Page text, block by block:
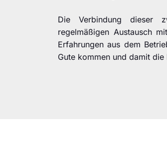
Die Verbindung dieser
regelmäßigen Austausch
Erfahrungen aus dem
Gute kommen und damit